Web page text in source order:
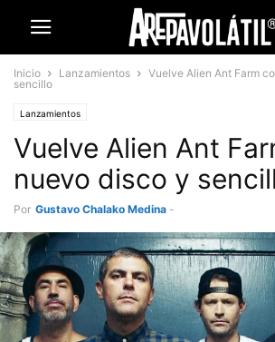
Inicio Lanzamientos
Vuelve Alien Ant Farm
sencillo
Lanzamientos
Vuelve Alien Ant
nuevo disco y
Por Gustavo Chalako Medina -